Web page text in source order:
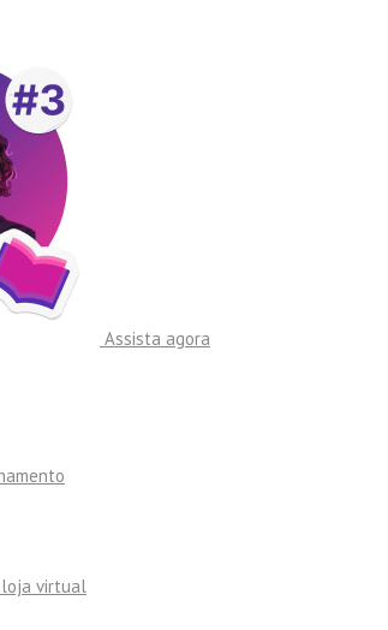
Assista agora
loja virtual